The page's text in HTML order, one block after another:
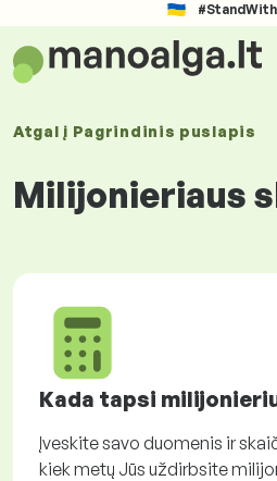
Atgal į Pagrindinis puslapis
Milijonieriaus
Kada tapsi
Įveskite savo duomenis ir
kiek metų Jūs uždirbsite